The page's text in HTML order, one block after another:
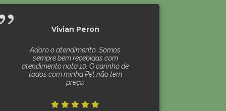
Vivian Peron
Adoro o atendimento .Somos
sempre bem recebidas com
atendimento nota 10. O carinho de
todos com minha Pet não tem
preço.